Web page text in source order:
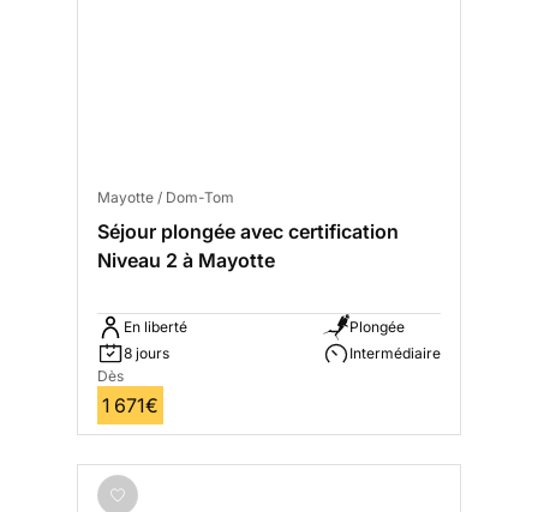
Mayotte / Dom-Tom
Séjour plongée avec certification
Niveau 2 à Mayotte
En liberté
8 jours
Plongée
Intermédiaire
Dès
1 671€